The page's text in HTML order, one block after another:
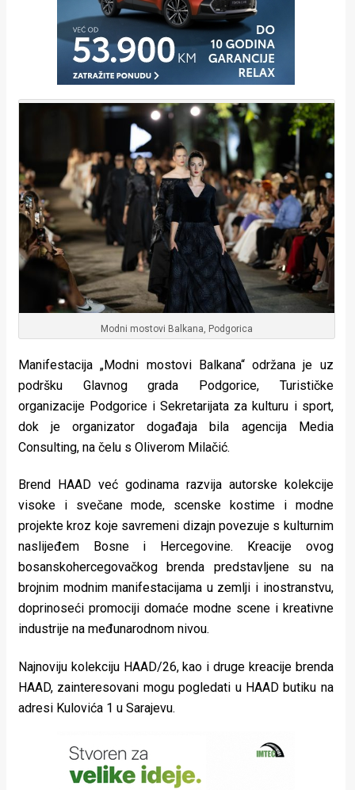
Modni mostovi Balkana, Podgorica
Manifestacija „Modni mostovi Balkana“ održana je uz
podršku Glavnog grada Podgorice, Turističke
organizacije Podgorice i Sekretarijata za kulturu i sport,
dok je organizator događaja bila agencija Media
Consulting, na čelu s Oliverom Milačić.
Brend HAAD već godinama razvija autorske kolekcije
visoke i svečane mode, scenske kostime i modne
projekte kroz koje savremeni dizajn povezuje s kulturnim
naslijeđem Bosne i Hercegovine. Kreacije ovog
bosanskohercegovačkog brenda predstavljene su na
brojnim modnim manifestacijama u zemlji i inostranstvu,
doprinoseći promociji domaće modne scene i kreativne
industrije na međunarodnom nivou.
Najnoviju kolekciju HAAD/26, kao i druge kreacije brenda
HAAD, zainteresovani mogu pogledati u HAAD butiku na
adresi Kulovića 1 u Sarajevu.